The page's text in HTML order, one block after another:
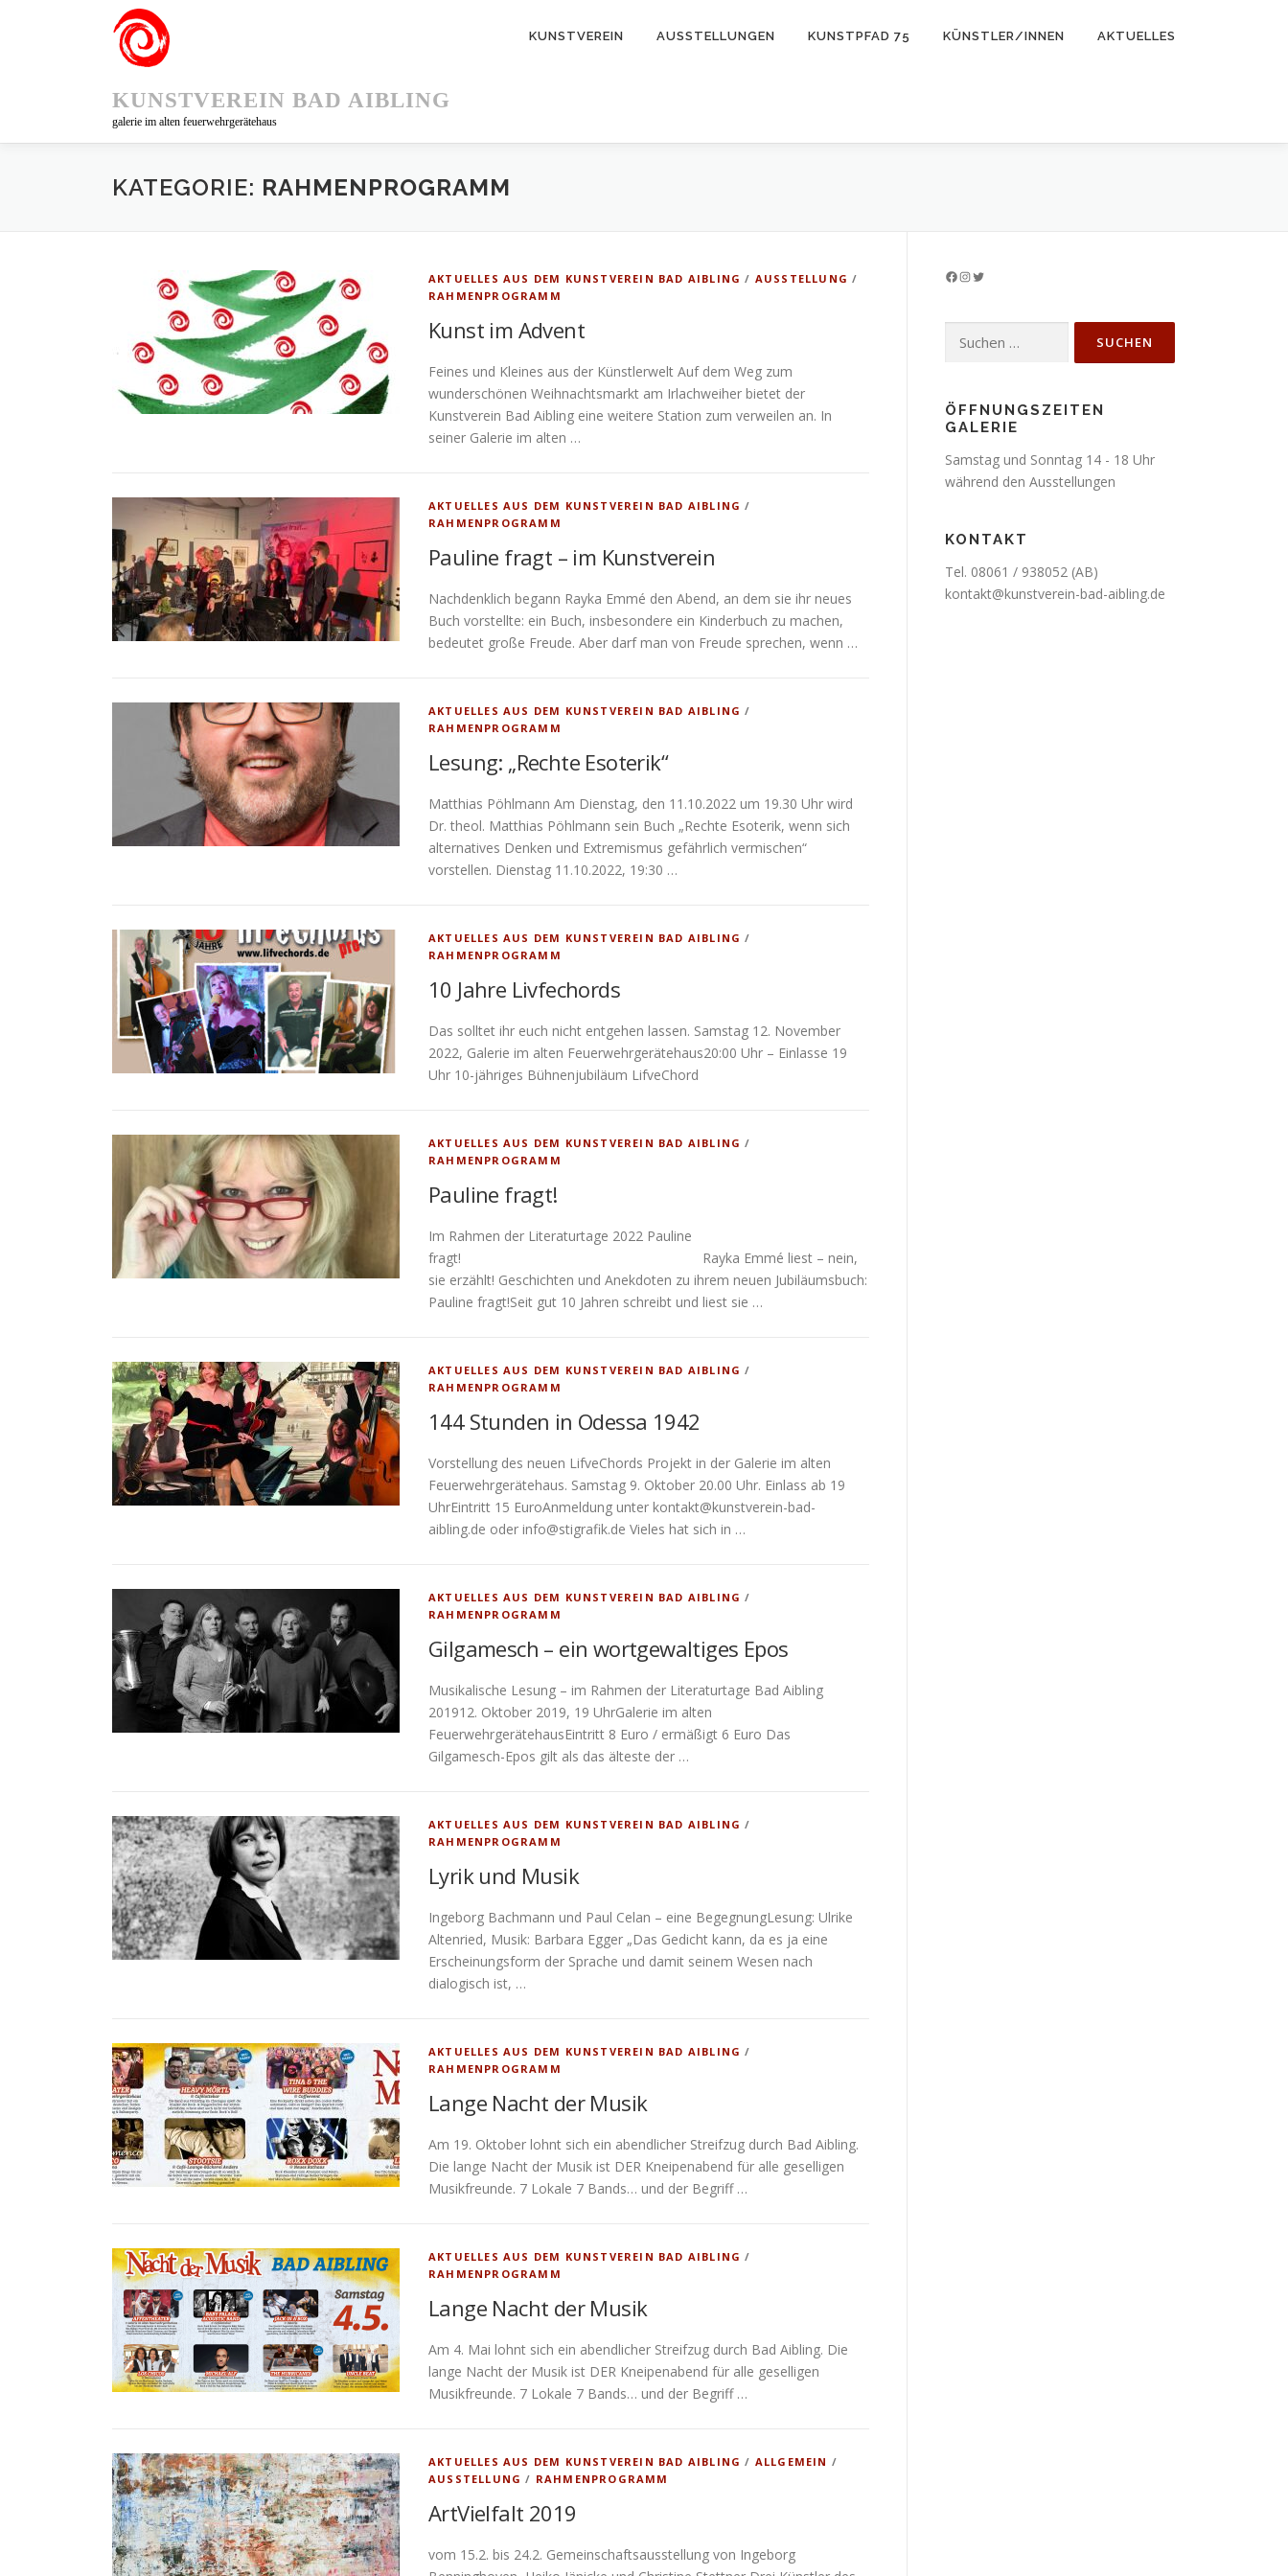
KUNSTVEREIN BAD AIBLING
galerie im alten feuerwehrgerätehaus
KUNSTVEREIN AUSSTELLUNGEN KUNSTPFAD 75 KÜNSTLER/INNEN AKTUELLES
KATEGORIE: RAHMENPROGRAMM
AKTUELLES AUS DEM KUNSTVEREIN BAD AIBLING / AUSSTELLUNG /
RAHMENPROGRAMM
Kunst im Advent
Feines und Kleines aus der Künstlerwelt Auf dem Weg zum
wunderschönen Weihnachtsmarkt am Irlachweiher bietet der
Kunstverein Bad Aibling eine weitere Station zum verweilen an. In
seiner Galerie im alten …
AKTUELLES AUS DEM KUNSTVEREIN BAD AIBLING /
RAHMENPROGRAMM
Pauline fragt – im Kunstverein
Nachdenklich begann Rayka Emmé den Abend, an dem sie ihr neues
Buch vorstellte: ein Buch, insbesondere ein Kinderbuch zu machen,
bedeutet große Freude. Aber darf man von Freude sprechen, wenn …
AKTUELLES AUS DEM KUNSTVEREIN BAD AIBLING /
RAHMENPROGRAMM
Lesung: „Rechte Esoterik“
Matthias Pöhlmann Am Dienstag, den 11.10.2022 um 19.30 Uhr wird
Dr. theol. Matthias Pöhlmann sein Buch „Rechte Esoterik, wenn sich
alternatives Denken und Extremismus gefährlich vermischen“
vorstellen. Dienstag 11.10.2022, 19:30 …
AKTUELLES AUS DEM KUNSTVEREIN BAD AIBLING /
RAHMENPROGRAMM
10 Jahre Livfechords
Das solltet ihr euch nicht entgehen lassen. Samstag 12. November
2022, Galerie im alten Feuerwehrgerätehaus20:00 Uhr – Einlasse 19
Uhr 10-jähriges Bühnenjubiläum LifveChord
AKTUELLES AUS DEM KUNSTVEREIN BAD AIBLING /
RAHMENPROGRAMM
Pauline fragt!
Im Rahmen der Literaturtage 2022 Pauline
fragt! Rayka Emmé liest – nein,
sie erzählt! Geschichten und Anekdoten zu ihrem neuen Jubiläumsbuch:
Pauline fragt!Seit gut 10 Jahren schreibt und liest sie …
AKTUELLES AUS DEM KUNSTVEREIN BAD AIBLING /
RAHMENPROGRAMM
144 Stunden in Odessa 1942
Vorstellung des neuen LifveChords Projekt in der Galerie im alten
Feuerwehrgerätehaus. Samstag 9. Oktober 20.00 Uhr. Einlass ab 19
UhrEintritt 15 EuroAnmeldung unter kontakt@kunstverein-bad-
aibling.de oder info@stigrafik.de Vieles hat sich in …
AKTUELLES AUS DEM KUNSTVEREIN BAD AIBLING /
RAHMENPROGRAMM
Gilgamesch – ein wortgewaltiges Epos
Musikalische Lesung – im Rahmen der Literaturtage Bad Aibling
201912. Oktober 2019, 19 UhrGalerie im alten
FeuerwehrgerätehausEintritt 8 Euro / ermäßigt 6 Euro Das
Gilgamesch-Epos gilt als das älteste der …
AKTUELLES AUS DEM KUNSTVEREIN BAD AIBLING /
RAHMENPROGRAMM
Lyrik und Musik
Ingeborg Bachmann und Paul Celan – eine BegegnungLesung: Ulrike
Altenried, Musik: Barbara Egger „Das Gedicht kann, da es ja eine
Erscheinungsform der Sprache und damit seinem Wesen nach
dialogisch ist, …
AKTUELLES AUS DEM KUNSTVEREIN BAD AIBLING /
RAHMENPROGRAMM
Lange Nacht der Musik
Am 19. Oktober lohnt sich ein abendlicher Streifzug durch Bad Aibling.
Die lange Nacht der Musik ist DER Kneipenabend für alle geselligen
Musikfreunde. 7 Lokale 7 Bands… und der Begriff …
AKTUELLES AUS DEM KUNSTVEREIN BAD AIBLING /
RAHMENPROGRAMM
Lange Nacht der Musik
Am 4. Mai lohnt sich ein abendlicher Streifzug durch Bad Aibling. Die
lange Nacht der Musik ist DER Kneipenabend für alle geselligen
Musikfreunde. 7 Lokale 7 Bands… und der Begriff …
AKTUELLES AUS DEM KUNSTVEREIN BAD AIBLING / ALLGEMEIN /
AUSSTELLUNG / RAHMENPROGRAMM
ArtVielfalt 2019
vom 15.2. bis 24.2. Gemeinschaftsausstellung von Ingeborg
Facebook InstagramTwitter
nach:
ÖFFNUNGSZEITEN
GALERIE
Samstag und Sonntag 14 - 18 Uhr
während den Ausstellungen
KONTAKT
Tel. 08061 / 938052 (AB)
kontakt@kunstverein-bad-aibling.de